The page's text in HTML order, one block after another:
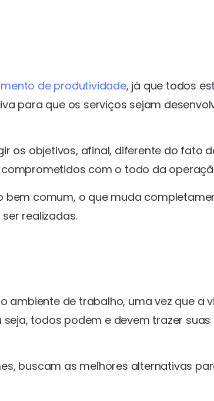
de produtividade, já que todos
para que os serviços sejam
os objetivos, afinal, diferente do fato
com o todo da
bem comum, o que muda
realizadas.
de trabalho, uma vez que a
seja, todos podem e devem trazer suas
buscam as melhores alternativas